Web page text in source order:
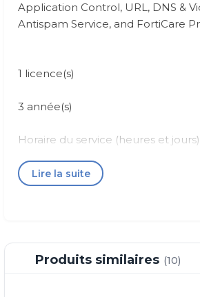
Application Control, URL, DNS &
Antispam Service, and FortiCare
1 licence(s)
3 année(s)
Horaire du service (heures et
Support téléphone Support sur
Web
Lire la suite
Produits similaires (10)